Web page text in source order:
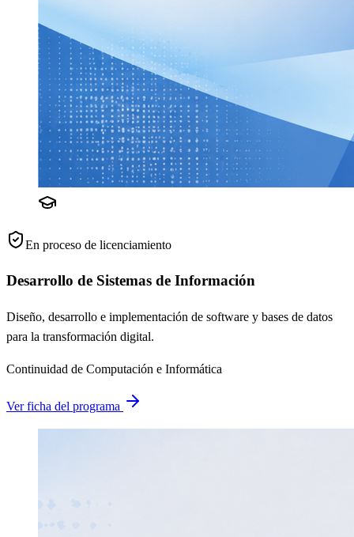
En proceso de licenciamiento
Desarrollo de Sistemas de Información
Diseño, desarrollo e implementación de software y bases de datos
para la transformación digital.
Continuidad de Computación e Informática
Ver ficha del programa